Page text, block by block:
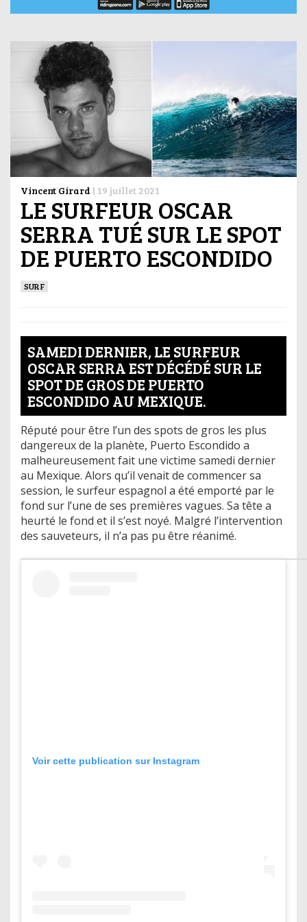
Vincent Girard | 19 juillet 2021
LE SURFEUR OSCAR
SERRA TUÉ SUR LE SPOT
DE PUERTO ESCONDIDO
SURF
SAMEDI DERNIER, LE SURFEUR
OSCAR SERRA EST DÉCÉDÉ SUR LE
SPOT DE GROS DE PUERTO
ESCONDIDO AU MEXIQUE.
Réputé pour être l’un des spots de gros les plus
dangereux de la planète, Puerto Escondido a
malheureusement fait une victime samedi dernier
au Mexique. Alors qu’il venait de commencer sa
session, le surfeur espagnol a été emporté par le
fond sur l’une de ses premières vagues. Sa tête a
heurté le fond et il s’est noyé. Malgré l’intervention
des sauveteurs, il n’a pas pu être réanimé.
Voir cette publication sur Instagram